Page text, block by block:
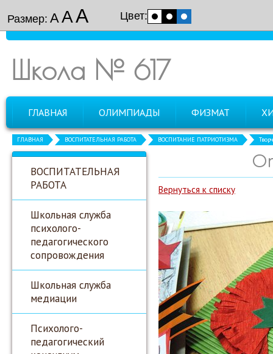
Размер: ААА Цвет:
Школа № 617
ГЛАВНАЯ ОЛИМПИАДЫ ФИЗМАТ
ГЛАВНАЯ ВОСПИТАТЕЛЬНАЯ РАБОТА ВОСПИТАНИЕ ПАТРИОТИЗМА
ВОСПИТАТЕЛЬНАЯ
РАБОТА
Школьная служба
психолого-
педагогического
сопровождения
Школьная служба
медиации
Психолого-
педагогический
Вернуться к списку